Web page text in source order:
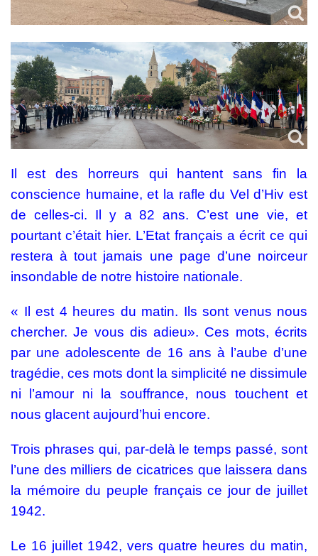
Il est des horreurs qui hantent sans fin la
conscience humaine, et la rafle du Vel d’Hiv est
de celles-ci. Il y a 82 ans. C’est une vie, et
pourtant c’était hier. L’Etat français a écrit ce qui
restera à tout jamais une page d’une noirceur
insondable de notre histoire nationale.
« Il est 4 heures du matin. Ils sont venus nous
chercher. Je vous dis adieu». Ces mots, écrits
par une adolescente de 16 ans à l’aube d’une
tragédie, ces mots dont la simplicité ne dissimule
ni l’amour ni la souffrance, nous touchent et
nous glacent aujourd’hui encore.
Trois phrases qui, par-delà le temps passé, sont
l’une des milliers de cicatrices que laissera dans
la mémoire du peuple français ce jour de juillet
1942.
Le 16 juillet 1942, vers quatre heures du matin,